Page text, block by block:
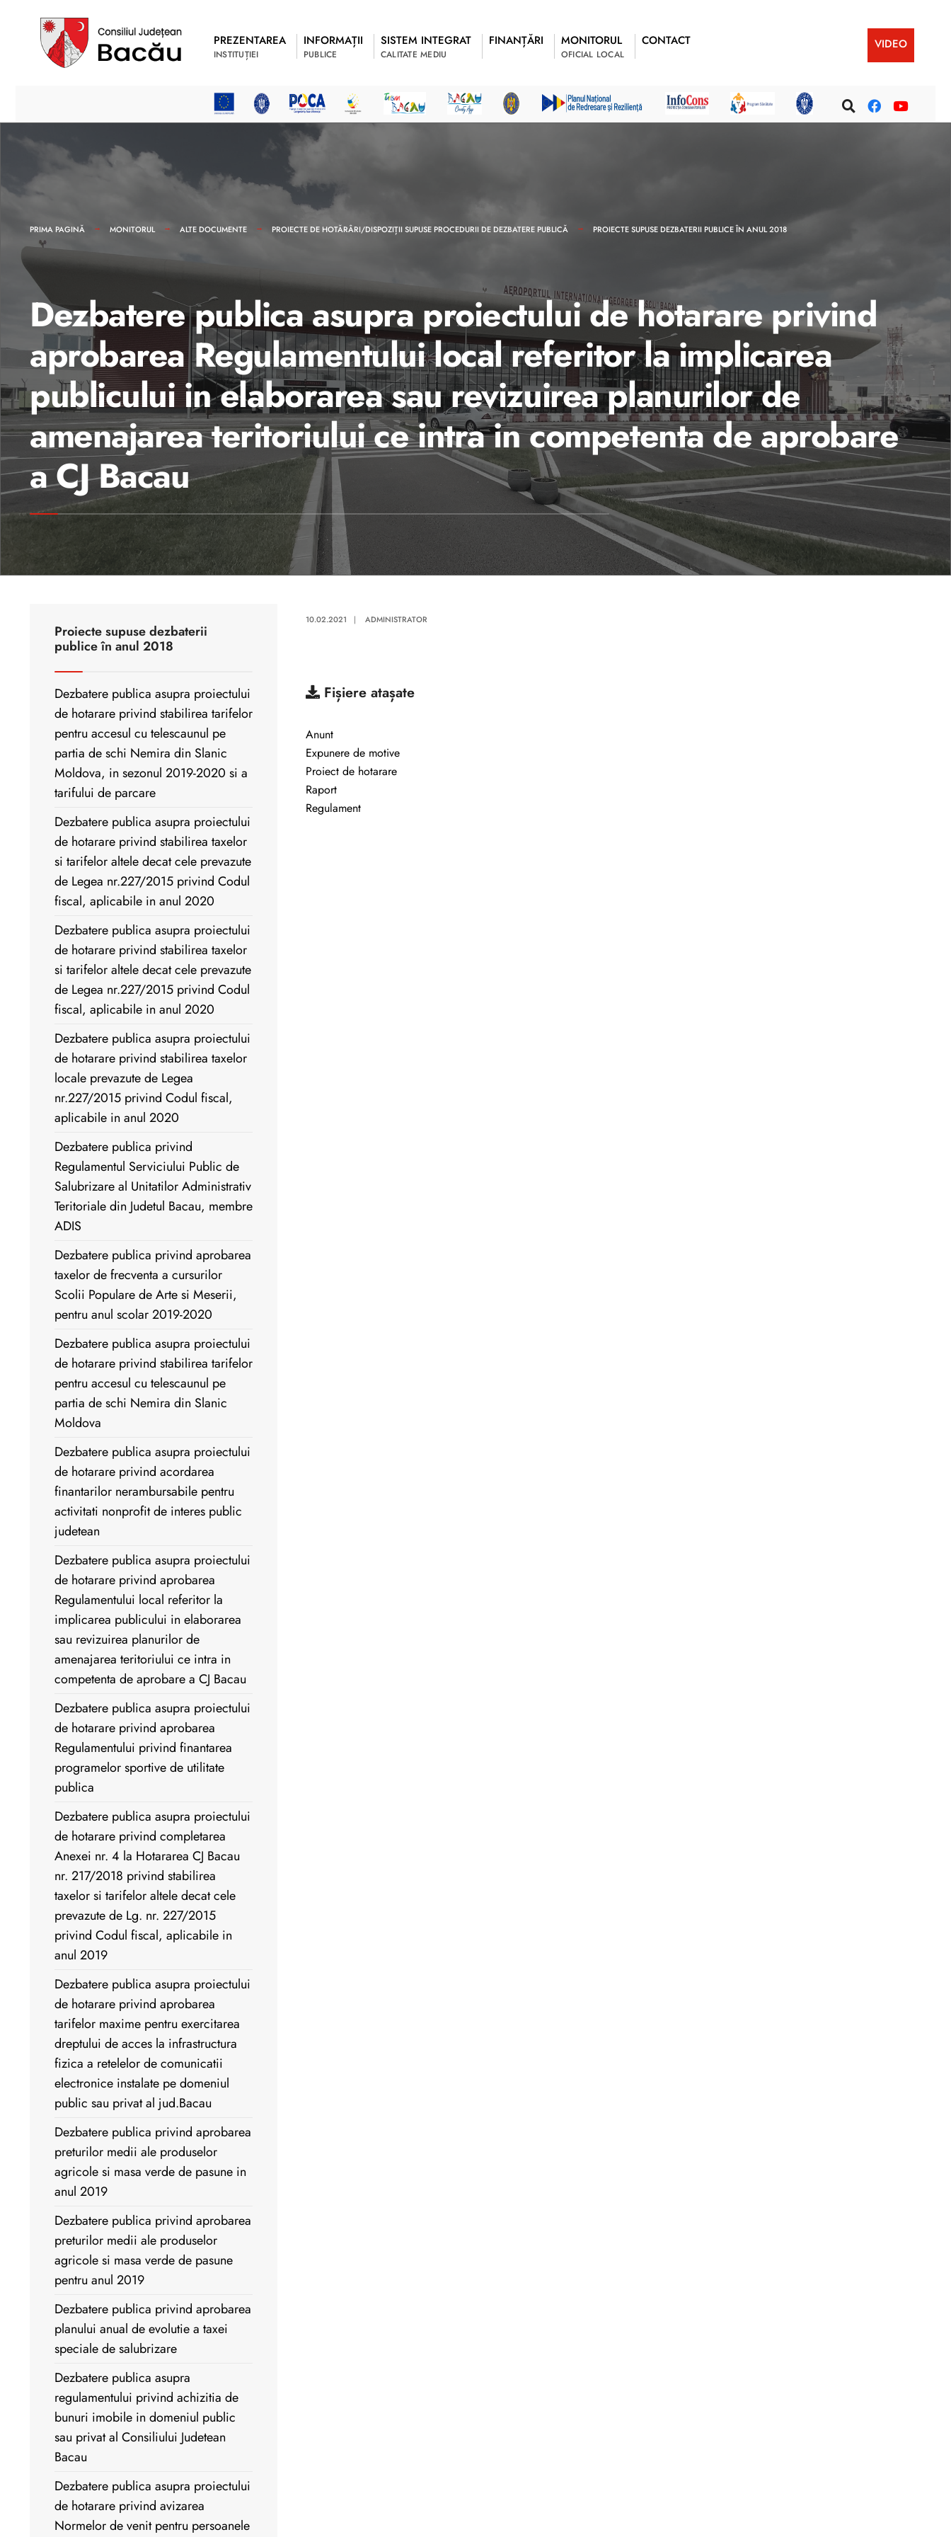
PREZENTAREA
INSTITUȚIEI
INFORMAȚII
PUBLICE
SISTEM INTEGRAT
CALITATE MEDIU
FINANȚĂRI MONITORUL
OFICIAL LOCAL
CONTACT VIDEO
PRIMA PAGINĂ MONITORUL ALTE DOCUMENTE PROIECTE DE HOTĂRÂRI/DISPOZIȚII SUPUSE PROCEDURII DE DEZBATERE PUBLICĂ PROIECTE SUPUSE DEZBATERII PUBLICE ÎN ANUL 2018
Dezbatere publica asupra proiectului de hotarare privind
aprobarea Regulamentului local referitor la implicarea
publicului in elaborarea sau revizuirea planurilor de
amenajarea teritoriului ce intra in competenta de aprobare
a CJ Bacau
10.02.2021 | ADMINISTRATOR
Fișiere atașate
Anunt
Expunere de motive
Proiect de hotarare
Raport
Regulament
Proiecte supuse dezbaterii
publice în anul 2018
Dezbatere publica asupra proiectului
de hotarare privind stabilirea tarifelor
pentru accesul cu telescaunul pe
partia de schi Nemira din Slanic
Moldova, in sezonul 2019-2020 si a
tarifului de parcare
Dezbatere publica asupra proiectului
de hotarare privind stabilirea taxelor
si tarifelor altele decat cele prevazute
de Legea nr.227/2015 privind Codul
fiscal, aplicabile in anul 2020
Dezbatere publica asupra proiectului
de hotarare privind stabilirea taxelor
si tarifelor altele decat cele prevazute
de Legea nr.227/2015 privind Codul
fiscal, aplicabile in anul 2020
Dezbatere publica asupra proiectului
de hotarare privind stabilirea taxelor
locale prevazute de Legea
nr.227/2015 privind Codul fiscal,
aplicabile in anul 2020
Dezbatere publica privind
Regulamentul Serviciului Public de
Salubrizare al Unitatilor Administrativ
Teritoriale din Judetul Bacau, membre
ADIS
Dezbatere publica privind aprobarea
taxelor de frecventa a cursurilor
Scolii Populare de Arte si Meserii,
pentru anul scolar 2019-2020
Dezbatere publica asupra proiectului
de hotarare privind stabilirea tarifelor
pentru accesul cu telescaunul pe
partia de schi Nemira din Slanic
Moldova
Dezbatere publica asupra proiectului
de hotarare privind acordarea
finantarilor nerambursabile pentru
activitati nonprofit de interes public
judetean
Dezbatere publica asupra proiectului
de hotarare privind aprobarea
Regulamentului local referitor la
implicarea publicului in elaborarea
sau revizuirea planurilor de
amenajarea teritoriului ce intra in
competenta de aprobare a CJ Bacau
Dezbatere publica asupra proiectului
de hotarare privind aprobarea
Regulamentului privind finantarea
programelor sportive de utilitate
publica
Dezbatere publica asupra proiectului
de hotarare privind completarea
Anexei nr. 4 la Hotararea CJ Bacau
nr. 217/2018 privind stabilirea
taxelor si tarifelor altele decat cele
prevazute de Lg. nr. 227/2015
privind Codul fiscal, aplicabile in
anul 2019
Dezbatere publica asupra proiectului
de hotarare privind aprobarea
tarifelor maxime pentru exercitarea
dreptului de acces la infrastructura
fizica a retelelor de comunicatii
electronice instalate pe domeniul
public sau privat al jud.Bacau
Dezbatere publica privind aprobarea
preturilor medii ale produselor
agricole si masa verde de pasune in
anul 2019
Dezbatere publica privind aprobarea
preturilor medii ale produselor
agricole si masa verde de pasune
pentru anul 2019
Dezbatere publica privind aprobarea
planului anual de evolutie a taxei
speciale de salubrizare
Dezbatere publica asupra
regulamentului privind achizitia de
bunuri imobile in domeniul public
sau privat al Consiliului Judetean
Bacau
Dezbatere publica asupra proiectului
de hotarare privind avizarea
Normelor de venit pentru persoanele